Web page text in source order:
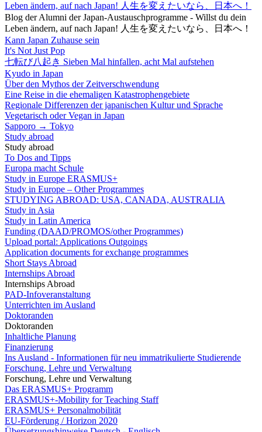
Leben ändern, auf nach Japan! 人生を変えたいなら、日本へ！
Blog der Alumni der Japan-Austauschprogramme - Willst du dein
Leben ändern, auf nach Japan! 人生を変えたいなら、日本へ！
Kann Japan Zuhause sein
It's Not Just Pop
七転び八起き Sieben Mal hinfallen, acht Mal aufstehen
Kyudo in Japan
Über den Mythos der Zeitverschwendung
Eine Reise in die ehemaligen Katastrophengebiete
Regionale Differenzen der japanischen Kultur und Sprache
Vegetarisch oder Vegan in Japan
Sapporo → Tokyo
Study abroad
Study abroad
To Dos and Tipps
Europa macht Schule
Study in Europe ERASMUS+
Study in Europe – Other Programmes
STUDYING ABROAD: USA, CANADA, AUSTRALIA
Study in Asia
Study in Latin America
Funding (DAAD/PROMOS/other Programmes)
Upload portal: Applications Outgoings
Application documents for exchange programmes
Short Stays Abroad
Internships Abroad
Internships Abroad
PAD-Infoveranstaltung
Unterrichten im Ausland
Doktoranden
Doktoranden
Inhaltliche Planung
Finanzierung
Ins Ausland - Informationen für neu immatrikulierte Studierende
Forschung, Lehre und Verwaltung
Forschung, Lehre und Verwaltung
Das ERASMUS+ Programm
ERASMUS+-Mobility for Teaching Staff
ERASMUS+ Personalmobilität
EU-Förderung / Horizon 2020